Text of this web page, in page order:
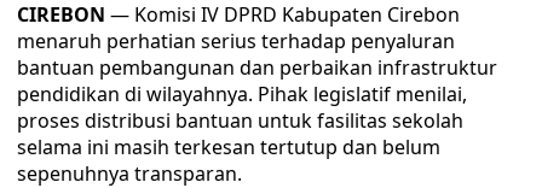
CIREBON — Komisi IV DPRD Kabupaten Cirebon
menaruh perhatian serius terhadap penyaluran
bantuan pembangunan dan perbaikan infrastruktur
pendidikan di wilayahnya. Pihak legislatif menilai,
proses distribusi bantuan untuk fasilitas sekolah
selama ini masih terkesan tertutup dan belum
sepenuhnya transparan.